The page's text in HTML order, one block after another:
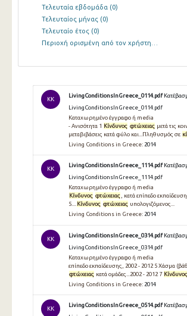
Τελευταία εβδομάδα (0)
Τελευταίος μήνας (0)
Τελευταίο έτος (0)
Περιοχή ορισμένη από τον χρήστη…
KK
LivingConditionsInGreece_0114.pdf
LivingConditionsInGreece_0114.pdf
Καταχωρημένο έγγραφο ή media
- Ανισότητα 1 Κίνδυνος φτώχειας μετά τις
μεταβιβάσεις κατά φύλο και...Πληθυσμός σε
Living Conditions in Greece: 2014
KK
LivingConditionsInGreece_1114.pdf
LivingConditionsInGreece_1114.pdf
Καταχωρημένο έγγραφο ή media
Κίνδυνος φτώχειας , κατά επίπεδο
5.... Κίνδυνος φτώχειας υπολογιζόμενος...
Living Conditions in Greece: 2014
KK
LivingConditionsInGreece_0314.pdf
LivingConditionsInGreece_0314.pdf
Καταχωρημένο έγγραφο ή media
επίπεδο εκπαίδευσης, 2002 - 2012 5 Xάσμα
φτώχειας κατά ομάδες...2002 - 2012 7 Κίνδυνος
Living Conditions in Greece: 2014
KK
LivingConditionsInGreece_0514.pdf